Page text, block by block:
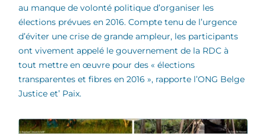
au manque de volonté politique d’organiser les
élections prévues en 2016. Compte tenu de l’urgence
d’éviter une crise de grande ampleur, les participants
ont vivement appelé le gouvernement de la RDC à
tout mettre en œuvre pour des « élections
transparentes et fibres en 2016 », rapporte l’ONG Belge
Justice et’ Paix.